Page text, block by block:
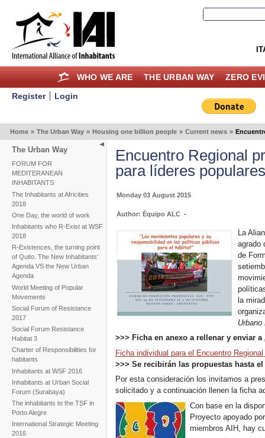
WHO WE ARE THE URBAN WAY ZERO
Register Login
Home » The Urban Way » Housing one billion people » Current news »
The Urban Way
FORUM FOR
MEDITERANEAN
INHABITANTS
The Inhabitants at Africities
2018
One Day, the world of work
Inhabitants who R-Exist at WSF
2018
R-Existences, the turning point
of Quito. The New Inhabitants'
Agenda VS the New Urban
Agenda
World Meeting of Popular
Movements
Social Forum of Resistance
2017
Social Forum Resistance
Habitat 3
Charter of Responsibilities for
habitants
Inhabitants at WSF 2016
Inhabitants at Urban Social
Forum (Surabaya)
The inhabitants to the TSF in
Porto Alegre
International Strategic Meeting
2016
Encuentro Regional
para líderes
Monday 03 August 2015
Author: Équipo ALC -
La
agrado
de
la
>>> Ficha en anexo a rellenar y enviar a
Ficha individual para el Encuentro
>>> Se recibirán las propuestas hasta el
Por esta consideración los invitamos a
solicitado y a continuación llenen la ficha
Con base en la
Proyecto apoyado
miembros AIH, hay